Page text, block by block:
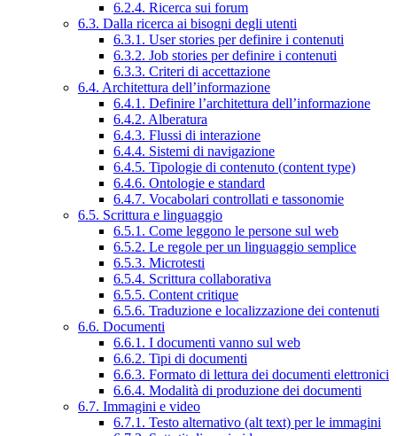
6.2.4. Ricerca sui forum
6.3. Dalla ricerca ai bisogni degli utenti
6.3.1. User stories per definire i contenuti
6.3.2. Job stories per definire i contenuti
6.3.3. Criteri di accettazione
6.4. Architettura dell’informazione
6.4.1. Definire l’architettura dell’informazione
6.4.2. Alberatura
6.4.3. Flussi di interazione
6.4.4. Sistemi di navigazione
6.4.5. Tipologie di contenuto (content type)
6.4.6. Ontologie e standard
6.4.7. Vocabolari controllati e tassonomie
6.5. Scrittura e linguaggio
6.5.1. Come leggono le persone sul web
6.5.2. Le regole per un linguaggio semplice
6.5.3. Microtesti
6.5.4. Scrittura collaborativa
6.5.5. Content critique
6.5.6. Traduzione e localizzazione dei contenuti
6.6. Documenti
6.6.1. I documenti vanno sul web
6.6.2. Tipi di documenti
6.6.3. Formato di lettura dei documenti elettronici
6.6.4. Modalità di produzione dei documenti
6.7. Immagini e video
6.7.1. Testo alternativo (alt text) per le immagini